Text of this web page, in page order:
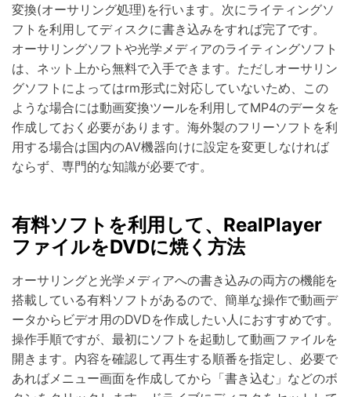
変換(オーサリング処理)を行います。次にライティングソ
フトを利用してディスクに書き込みをすれば完了です。
オーサリングソフトや光学メディアのライティングソフト
は、ネット上から無料で入手できます。ただしオーサリン
グソフトによってはrm形式に対応していないため、この
ような場合には動画変換ツールを利用してMP4のデータを
作成しておく必要があります。海外製のフリーソフトを利
用する場合は国内のAV機器向けに設定を変更しなければ
ならず、専門的な知識が必要です。
有料ソフトを利用して、RealPlayer
ファイルをDVDに焼く方法
オーサリングと光学メディアへの書き込みの両方の機能を
搭載している有料ソフトがあるので、簡単な操作で動画デ
ータからビデオ用のDVDを作成したい人におすすめです。
操作手順ですが、最初にソフトを起動して動画ファイルを
開きます。内容を確認して再生する順番を指定し、必要で
あればメニュー画面を作成してから「書き込む」などのボ